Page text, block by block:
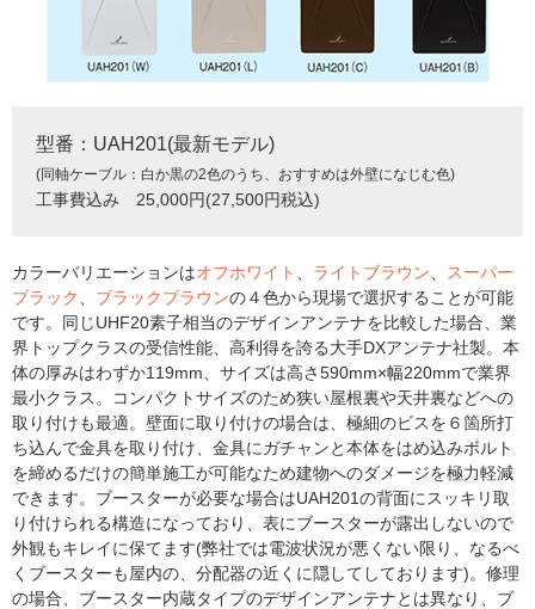
型番：UAH201(最新モデル)
(同軸ケーブル：白か黒の2色のうち、おすすめは外壁になじむ色)
工事費込み 25,000円(27,500円税込)
カラーバリエーションはオフホワイト ライトブラウン
スーパー
ブラック
ブラックブラウンの４色から現場で選択することが可能
です。同じUHF20素子相当のデザインアンテナを比較した場合、業
界トップクラスの受信性能、高利得を誇る大手DXアンテナ社製。本
体の厚みはわずか119mm、サイズは高さ590mm×幅220mmで業界
最小クラス。コンパクトサイズのため狭い屋根裏や天井裏などへの
取り付けも最適。壁面に取り付けの場合は、極細のビスを６箇所打
ち込んで金具を取り付け、金具にガチャンと本体をはめ込みボルト
を締めるだけの簡単施工が可能なため建物へのダメージを極力軽減
できます。ブースターが必要な場合はUAH201の背面にスッキリ取
り付けられる構造になっており、表にブースターが露出しないので
外観もキレイに保てます(弊社では電波状況が悪くない限り、なるべ
くブースターも屋内の、分配器の近くに隠してしております)。修理
の場合、ブースター内蔵タイプのデザインアンテナとは異なり、ブ